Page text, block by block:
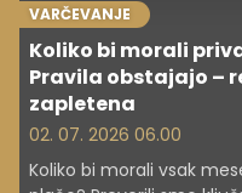
VARČEVANJE
Koliko bi morali
Pravila obstajajo –
zapletena
02. 07. 2026 06.00
Koliko bi morali vsak